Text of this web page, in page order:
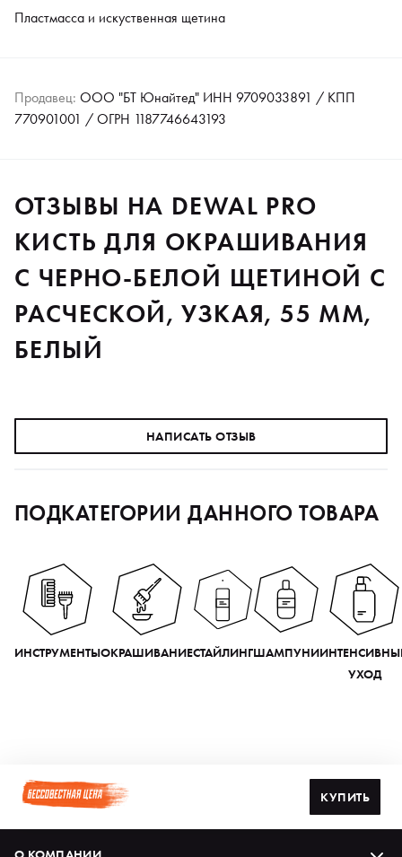
Пластмасса и искуственная щетина
Продавец: ООО "БТ Юнайтед" ИНН 9709033891 / КПП
770901001 / ОГРН 1187746643193
ОТЗЫВЫ НА DEWAL PRO
КИСТЬ ДЛЯ ОКРАШИВАНИЯ
C ЧЕРНО-БЕЛОЙ ЩЕТИНОЙ С
РАСЧЕСКОЙ, УЗКАЯ, 55 ММ,
БЕЛЫЙ
НАПИСАТЬ ОТЗЫВ
ПОДКАТЕГОРИИ ДАННОГО ТОВАРА
ИНСТРУМЕНТЫОКРАШИВАНИЕСТАЙЛИНГШАМПУНИ
УХОД
КУПИТЬ